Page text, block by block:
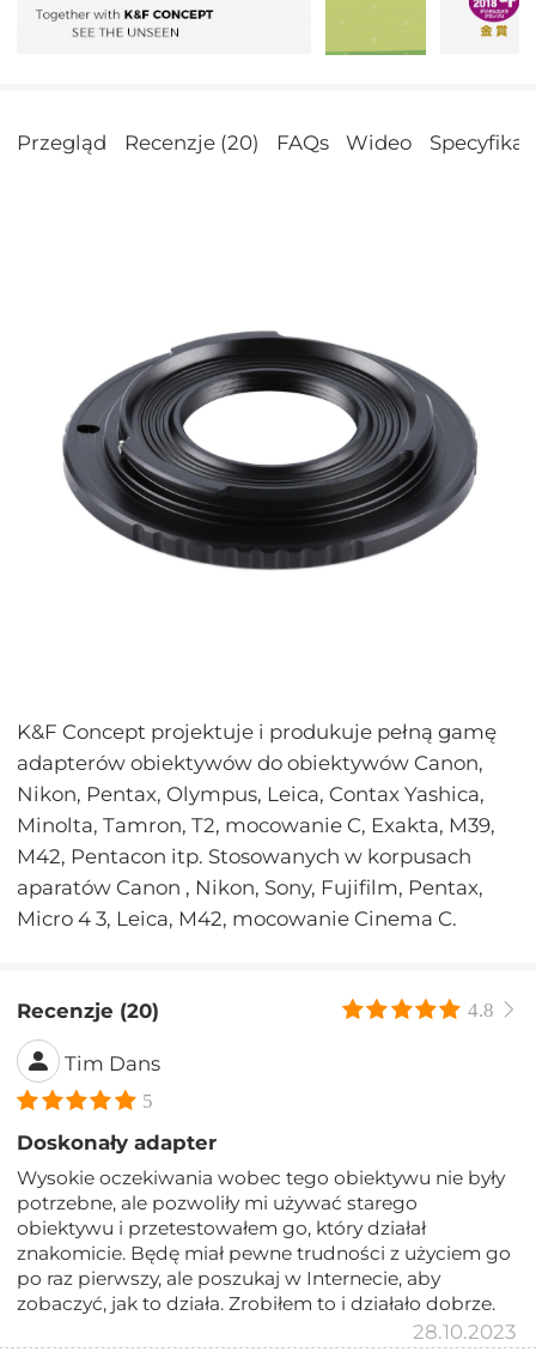
Przegląd Recenzje (20) FAQs Wideo
K&F Concept projektuje i produkuje pełną gamę
adapterów obiektywów do obiektywów Canon,
Nikon, Pentax, Olympus, Leica, Contax Yashica,
Minolta, Tamron, T2, mocowanie C, Exakta, M39,
M42, Pentacon itp. Stosowanych w korpusach
aparatów Canon , Nikon, Sony, Fujifilm, Pentax,
Micro 4 3, Leica, M42, mocowanie Cinema C.
Recenzje (20) 4.8
Tim Dans
5
Doskonały adapter
Wysokie oczekiwania wobec tego obiektywu nie były
potrzebne, ale pozwoliły mi używać starego
obiektywu i przetestowałem go, który działał
znakomicie. Będę miał pewne trudności z użyciem go
po raz pierwszy, ale poszukaj w Internecie, aby
zobaczyć, jak to działa. Zrobiłem to i działało dobrze.
28.10.2023